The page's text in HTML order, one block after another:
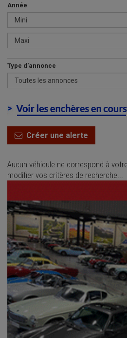
Année
Type d'annonce
Créer une alerte
Aucun véhicule ne correspond à
modifier vos critères de recherche...